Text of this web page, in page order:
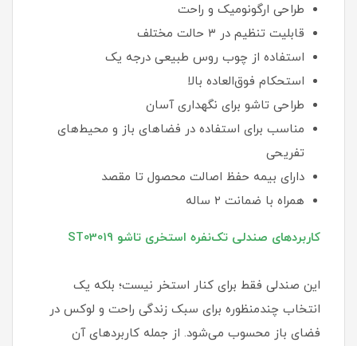
طراحی ارگونومیک و راحت
قابلیت تنظیم در ۳ حالت مختلف
استفاده از چوب روس طبیعی درجه یک
استحکام فوق‌العاده بالا
طراحی تاشو برای نگهداری آسان
مناسب برای استفاده در فضاهای باز و محیط‌های
تفریحی
دارای بیمه حفظ اصالت محصول تا مقصد
همراه با ضمانت ۲ ساله
کاربردهای صندلی تک‌نفره استخری تاشو ST03019
این صندلی فقط برای کنار استخر نیست؛ بلکه یک
انتخاب چندمنظوره برای سبک زندگی راحت و لوکس در
فضای باز محسوب می‌شود. از جمله کاربردهای آن